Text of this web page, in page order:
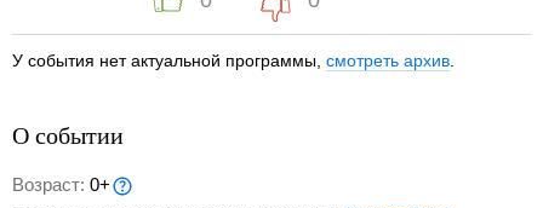
У события нет актуальной программы, смотреть архив
О событии
Возраст: 0+